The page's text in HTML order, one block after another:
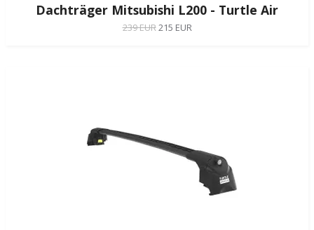
Dachträger Mitsubishi L200 - Turtle Air
239 EUR215 EUR